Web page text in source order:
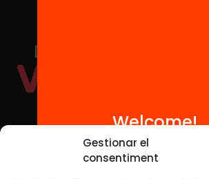
Gestionar el
consentiment
Social Media
Welcome!